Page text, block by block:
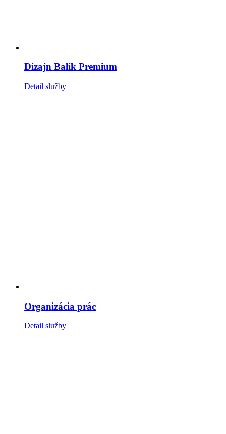
Dizajn Balík Premium
Detail služby
Organizácia prác
Detail služby